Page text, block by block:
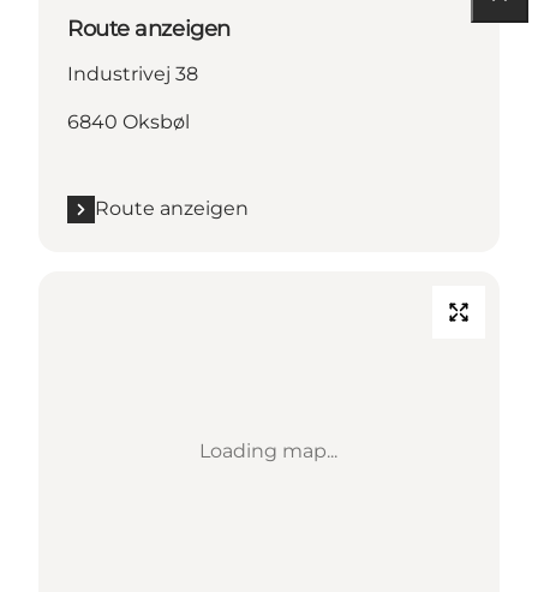
Route anzeigen
Industrivej 38
6840 Oksbøl
Route anzeigen
Loading map...